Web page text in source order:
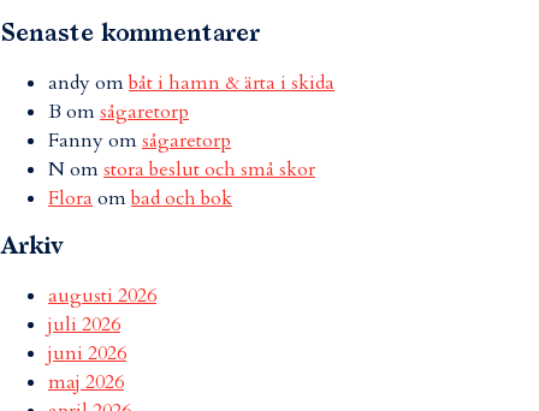
Senaste kommentarer
andyombåt i hamn & ärta i skida
B omsågaretorp
Fannyomsågaretorp
Nomstora beslut och små skor
Flora ombad och bok
Arkiv
augusti 2026
juli 2026
juni 2026
maj 2026